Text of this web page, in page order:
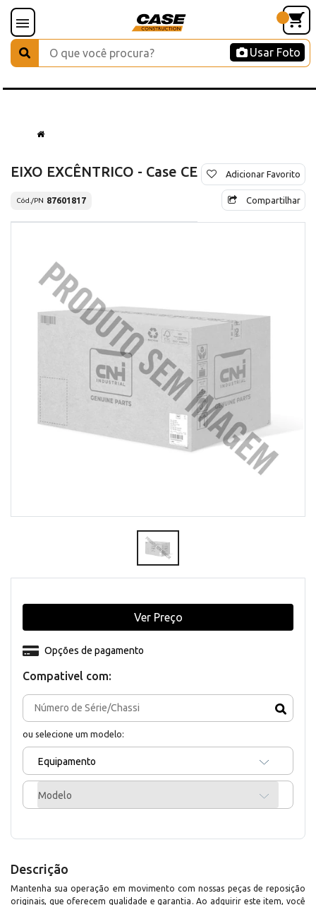
Usar Foto
EIXO EXCÊNTRICO - Case CE
Cód./PN 87601817
Adicionar Favorito
Compartilhar
Compativel com:
ou selecione um modelo:
Equipamento
Modelo
Opções de pagamento
Ver Preço
Descrição
Mantenha sua operação em movimento com nossas peças de reposição
originais, que oferecem qualidade e garantia. Ao adquirir este item, você